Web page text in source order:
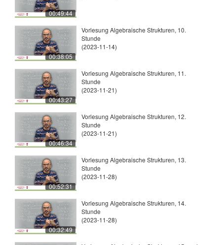
00:49:44
00:38:05
Vorlesung Algebraische Strukturen, 10.
Stunde
(2023-11-14)
00:43:27
Vorlesung Algebraische Strukturen, 11.
Stunde
(2023-11-21)
00:46:34
Vorlesung Algebraische Strukturen, 12.
Stunde
(2023-11-21)
00:52:31
Vorlesung Algebraische Strukturen, 13.
Stunde
(2023-11-28)
00:32:49
Vorlesung Algebraische Strukturen, 14.
Stunde
(2023-11-28)